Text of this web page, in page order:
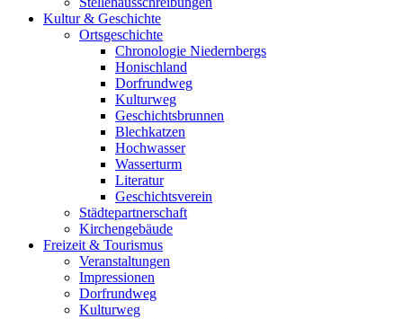
Kultur & Geschichte
Ortsgeschichte
Chronologie Niedernbergs
Honischland
Dorfrundweg
Kulturweg
Geschichtsbrunnen
Blechkatzen
Hochwasser
Wasserturm
Literatur
Geschichtsverein
Städtepartnerschaft
Kirchengebäude
Freizeit & Tourismus
Veranstaltungen
Impressionen
Dorfrundweg
Kulturweg